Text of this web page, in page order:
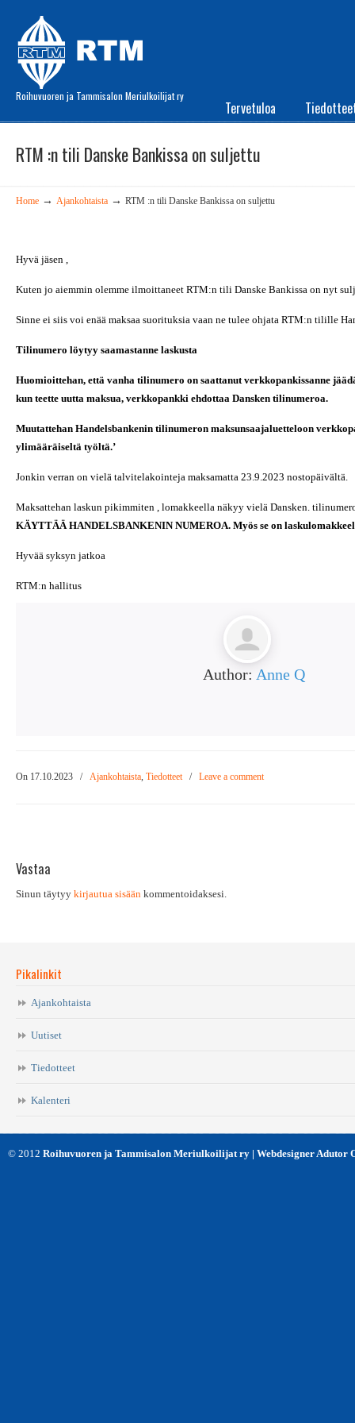
Roihuvuoren ja Tammisalon Meriulkoilijat ry
Tervetuloa
RTM :n tili Danske Bankissa on suljettu
Home → Ajankohtaista → RTM :n tili Danske Bankissa on suljettu
Hyvä jäsen ,
Kuten jo aiemmin olemme ilmoittaneet RTM:n tili Danske Bankissa on nyt
Sinne ei siis voi enää maksaa suorituksia vaan ne tulee ohjata RTM:n tilille
Tilinumero löytyy saamastanne laskusta
Huomioittehan, että vanha tilinumero on saattanut verkkopankissanne
kun teette uutta maksua, verkkopankki ehdottaa Dansken tilinumeroa.
Muutattehan Handelsbankenin tilinumeron maksunsaajaluetteloon
ylimääräiseltä työltä.’
Jonkin verran on vielä talvitelakointeja maksamatta 23.9.2023 nostopäivältä.
Maksattehan laskun pikimmiten , lomakkeella näkyy vielä Dansken.
KÄYTTÄÄ HANDELSBANKENIN NUMEROA. Myös se on
Hyvää syksyn jatkoa
RTM:n hallitus
Author: Anne Q
On 17.10.2023 / Ajankohtaista, Tiedotteet / Leave a comment
Vastaa
Sinun täytyy kirjautua sisään kommentoidaksesi.
Pikalinkit
Ajankohtaista
Uutiset
Tiedotteet
Kalenteri
© 2012 Roihuvuoren ja Tammisalon Meriulkoilijat ry | Webdesigner Adutor